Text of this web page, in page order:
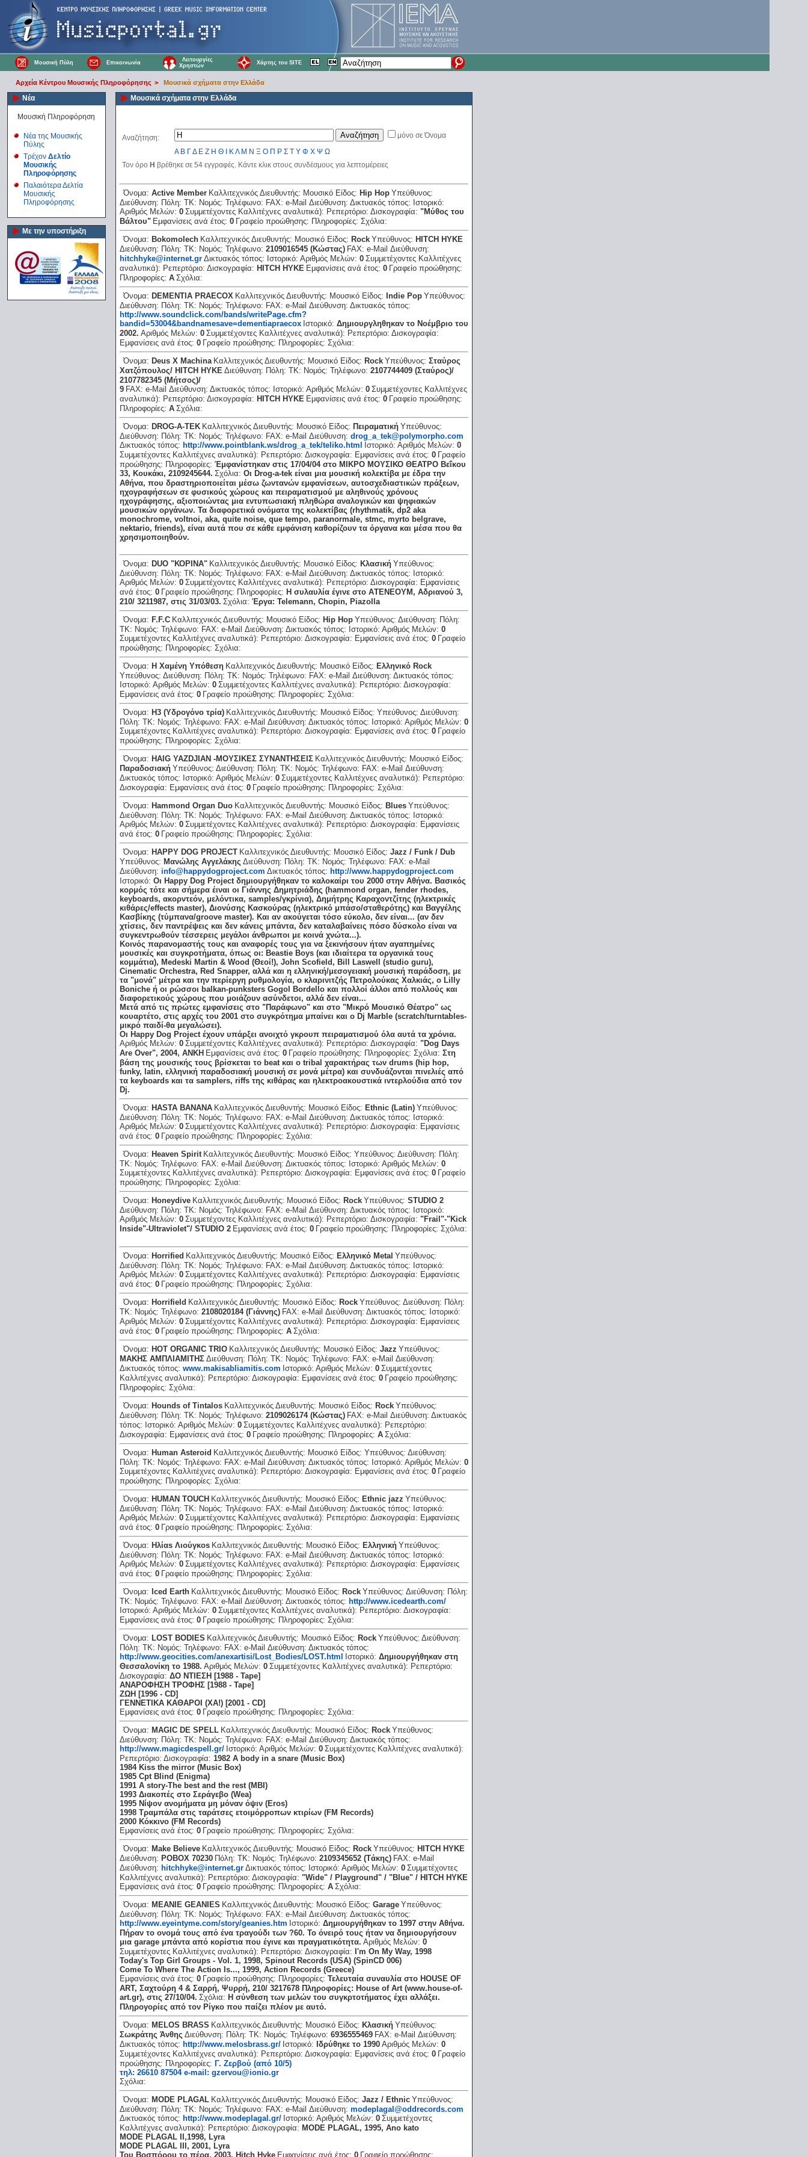
Μουσική Πύλη Επικοινωνία
Λειτουργίες
Χρηστών
Χάρτης του SITE
Αρχεία Κέντρου Μουσικής Πληροφόρησης > Μουσικά σχήματα στην Ελλάδα
Νέα
Μουσική Πληροφόρηση
Νέα της Μουσικής
Πύλης
Τρέχον Δελτίο
Μουσικής
Πληροφόρησης
Παλαιότερα Δελτία
Μουσικής
Πληροφόρησης
Με την υποστήριξη
Μουσικά σχήματα στην Ελλάδα
Αναζήτηση:
μόνο σε Όνομα
Α Β ΓΔ Ε Ζ Η Θ ΚΛ Μ Ν Ξ Ο Π Ρ Σ Τ Υ Φ Χ Ψ Ω
Τον όρο H βρέθηκε σε 54 εγγραφές. Κάντε κλικ στους συνδέσμους για λεπτομέρειες
Όνομα: Active Member Καλλιτεχνικός Διευθυντής: Μουσικό Είδος: Hip Hop Υπεύθυνος:
Διεύθυνση: Πόλη: ΤΚ: Νομός: Τηλέφωνο: FAX: e-Mail Διεύθυνση: Δικτυακός τόπος: Ιστορικό:
Αριθμός Μελών: 0 Συμμετέχοντες Καλλιτέχνες αναλυτικά): Ρεπερτόριο: Δισκογραφία: "Mύθος του
Bάλτου" Εμφανίσεις ανά έτος: 0 Γραφείο προώθησης: Πληροφορίες: Σχόλια:
Όνομα: Bokomolech Καλλιτεχνικός Διευθυντής: Μουσικό Είδος: Rock Υπεύθυνος: HITCH HYKE
Διεύθυνση: Πόλη: ΤΚ: Νομός: Τηλέφωνο: 2109016545 (Kώστας) FAX: e-Mail Διεύθυνση:
hitchhyke@internet.gr Δικτυακός τόπος: Ιστορικό: Αριθμός Μελών: 0 Συμμετέχοντες Καλλιτέχνες
αναλυτικά): Ρεπερτόριο: Δισκογραφία: HITCH HYKE Εμφανίσεις ανά έτος: 0 Γραφείο προώθησης:
Πληροφορίες: A Σχόλια:
Όνομα: DEMENTIA PRAECOX Καλλιτεχνικός Διευθυντής: Μουσικό Είδος: Indie Pop Υπεύθυνος:
Διεύθυνση: Πόλη: ΤΚ: Νομός: Τηλέφωνο: FAX: e-Mail Διεύθυνση: Δικτυακός τόπος:
http://www.soundclick.com/bands/writePage.cfm?
bandid=53004&bandnamesave=dementiapraecox Ιστορικό: Δημιουργληθηκαν το Νοέμβριο του
2002. Αριθμός Μελών: 0 Συμμετέχοντες Καλλιτέχνες αναλυτικά): Ρεπερτόριο: Δισκογραφία:
Εμφανίσεις ανά έτος: 0 Γραφείο προώθησης: Πληροφορίες: Σχόλια:
Όνομα: Deus X Machina Καλλιτεχνικός Διευθυντής: Μουσικό Είδος: Rock Υπεύθυνος: Σταύρος
Χατζόπουλος/ HITCH HYKE Διεύθυνση: Πόλη: ΤΚ: Νομός: Τηλέφωνο: 2107744409 (Σταύρος)/
2107782345 (Mήτσος)/
9 FAX: e-Mail Διεύθυνση: Δικτυακός τόπος: Ιστορικό: Αριθμός Μελών: 0 Συμμετέχοντες Καλλιτέχνες
αναλυτικά): Ρεπερτόριο: Δισκογραφία: HITCH HYKE Εμφανίσεις ανά έτος: 0 Γραφείο προώθησης:
Πληροφορίες: A Σχόλια:
Όνομα: DROG-A-TEK Καλλιτεχνικός Διευθυντής: Μουσικό Είδος: Πειραματική Υπεύθυνος:
Διεύθυνση: Πόλη: ΤΚ: Νομός: Τηλέφωνο: FAX: e-Mail Διεύθυνση: drog_a_tek@polymorpho.com
Δικτυακός τόπος: http://www.pointblank.ws/drog_a_tek/teliko.html Ιστορικό: Αριθμός Μελών: 0
Συμμετέχοντες Καλλιτέχνες αναλυτικά): Ρεπερτόριο: Δισκογραφία: Εμφανίσεις ανά έτος: 0 Γραφείο
προώθησης: Πληροφορίες: Έμφανίστηκαν στις 17/04/04 στο ΜΙΚΡΟ ΜΟΥΣΙΚΟ ΘΕΑΤΡΟ Βεΐκου
33, Κουκάκι, 2109245644. Σχόλια: Οι Drog-a-tek είναι μια μουσική κολεκτίβα με έδρα την
Αθήνα, που δραστηριοποιείται μέσω ζωντανών εμφανίσεων, αυτοσχεδιαστικών πράξεων,
ηχογραφήσεων σε φυσικούς χώρους και πειραματισμού με αληθινούς χρόνους
ηχογράφησης, αξιοποιώντας μια εντυπωσιακή πληθώρα αναλογικών και ψηφιακών
μουσικών οργάνων. Τα διαφορετικά ονόματα της κολεκτίβας (rhythmatik, dp2 aka
monochrome, voltnoi, aka, quite noise, que tempo, paranormale, stmc, myrto belgrave,
nektario, friends), είναι αυτά που σε κάθε εμφάνιση καθορίζουν τα όργανα και μέσα που θα
χρησιμοποιηθούν.
Όνομα: DUO "ΚΟΡΙΝΑ" Καλλιτεχνικός Διευθυντής: Μουσικό Είδος: Κλασική Υπεύθυνος:
Διεύθυνση: Πόλη: ΤΚ: Νομός: Τηλέφωνο: FAX: e-Mail Διεύθυνση: Δικτυακός τόπος: Ιστορικό:
Αριθμός Μελών: 0 Συμμετέχοντες Καλλιτέχνες αναλυτικά): Ρεπερτόριο: Δισκογραφία: Εμφανίσεις
ανά έτος: 0 Γραφείο προώθησης: Πληροφορίες: H συλαυλία έγινε στο AΤΕΝΕΟΥΜ, Αδριανού 3,
210/ 3211987, στις 31/03/03. Σχόλια: Έργα: Telemann, Chopin, Piazolla
Όνομα: F.F.C Καλλιτεχνικός Διευθυντής: Μουσικό Είδος: Hip Hop Υπεύθυνος: Διεύθυνση: Πόλη:
ΤΚ: Νομός: Τηλέφωνο: FAX: e-Mail Διεύθυνση: Δικτυακός τόπος: Ιστορικό: Αριθμός Μελών: 0
Συμμετέχοντες Καλλιτέχνες αναλυτικά): Ρεπερτόριο: Δισκογραφία: Εμφανίσεις ανά έτος: 0 Γραφείο
προώθησης: Πληροφορίες: Σχόλια:
Όνομα: H Xαμένη Yπόθεση Καλλιτεχνικός Διευθυντής: Μουσικό Είδος: Eλληνικό Rock
Υπεύθυνος: Διεύθυνση: Πόλη: ΤΚ: Νομός: Τηλέφωνο: FAX: e-Mail Διεύθυνση: Δικτυακός τόπος:
Ιστορικό: Αριθμός Μελών: 0 Συμμετέχοντες Καλλιτέχνες αναλυτικά): Ρεπερτόριο: Δισκογραφία:
Εμφανίσεις ανά έτος: 0 Γραφείο προώθησης: Πληροφορίες: Σχόλια:
Όνομα: H3 (Yδρογόνο τρία) Καλλιτεχνικός Διευθυντής: Μουσικό Είδος: Υπεύθυνος: Διεύθυνση:
Πόλη: ΤΚ: Νομός: Τηλέφωνο: FAX: e-Mail Διεύθυνση: Δικτυακός τόπος: Ιστορικό: Αριθμός Μελών: 0
Συμμετέχοντες Καλλιτέχνες αναλυτικά): Ρεπερτόριο: Δισκογραφία: Εμφανίσεις ανά έτος: 0 Γραφείο
προώθησης: Πληροφορίες: Σχόλια:
Όνομα: HAIG YAZDJIAN -ΜΟΥΣΙΚΕΣ ΣΥΝΑΝΤΗΣΕΙΣ Καλλιτεχνικός Διευθυντής: Μουσικό Είδος:
Παραδοσιακή Υπεύθυνος: Διεύθυνση: Πόλη: ΤΚ: Νομός: Τηλέφωνο: FAX: e-Mail Διεύθυνση:
Δικτυακός τόπος: Ιστορικό: Αριθμός Μελών: 0 Συμμετέχοντες Καλλιτέχνες αναλυτικά): Ρεπερτόριο:
Δισκογραφία: Εμφανίσεις ανά έτος: 0 Γραφείο προώθησης: Πληροφορίες: Σχόλια:
Όνομα: Hammond Organ Duo Καλλιτεχνικός Διευθυντής: Μουσικό Είδος: Blues Υπεύθυνος:
Διεύθυνση: Πόλη: ΤΚ: Νομός: Τηλέφωνο: FAX: e-Mail Διεύθυνση: Δικτυακός τόπος: Ιστορικό:
Αριθμός Μελών: 0 Συμμετέχοντες Καλλιτέχνες αναλυτικά): Ρεπερτόριο: Δισκογραφία: Εμφανίσεις
ανά έτος: 0 Γραφείο προώθησης: Πληροφορίες: Σχόλια:
Όνομα: HAPPY DOG PROJECT Καλλιτεχνικός Διευθυντής: Μουσικό Είδος: Jazz / Funk / Dub
Υπεύθυνος: Μανώλης Αγγελάκης Διεύθυνση: Πόλη: ΤΚ: Νομός: Τηλέφωνο: FAX: e-Mail
Διεύθυνση: info@happydogproject.com Δικτυακός τόπος: http://www.happydogproject.com
Ιστορικό: Οι Happy Dog Project δημιουργήθηκαν το καλοκαίρι του 2000 στην Αθήνα. Βασικός
κορμός τότε και σήμερα έιναι οι Γιάννης Δημητριάδης (hammond organ, fender rhodes,
keyboards, ακορντεόν, μελόντικα, samples/γκρίνια), Δημήτρης Καραχοντζίτης (ηλεκτρικές
κιθάρες/effects master), Διονύσης Κασκούρας (ηλεκτρικό μπάσο/σταθερότης) και Βαγγέλης
Κασβίκης (τύμπανα/groove master). Και αν ακούγεται τόσο εύκολο, δεν είναι... (αν δεν
χτίσεις, δεν παντρέψεις και δεν κάνεις μπάντα, δεν καταλαβαίνεις πόσο δύσκολο είναι να
συγκεντρωθούν τέσσερεις μεγάλοι άνθρωποι με κοινά χνώτα...).
Κοινός παρανομαστής τους και αναφορές τους για να ξεκινήσουν ήταν αγαπημένες
μουσικές και συγκροτήματα, όπως οι: Beastie Boys (και ιδιαίτερα τα οργανικά τους
κομμάτια), Medeski Martin & Wood (Θεοί!), John Scofield, Bill Laswell (studio guru),
Cinematic Orchestra, Red Snapper, αλλά και η ελληνική/μεσογειακή μουσική παράδοση, με
τα "μονά" μέτρα και την περίεργη ρυθμολογία, o κλαρινιτζής Πετρολούκας Χαλκιάς, ο Lilly
Boniche ή οι ρώσσοι balkan-punksters Gogol Bordello και πολλοί άλλοι από πολλούς και
διαφορετικούς χώρους που μοιάζουν ασύνδετοι, αλλά δεν είναι...
Μετά από τις πρώτες εμφανίσεις στο "Παράφωνο" και στο "Μικρό Μουσικό Θέατρο" ως
κουαρτέτο, στις αρχές του 2001 στο συγκρότημα μπαίνει και ο Dj Marble (scratch/turntables-
μικρό παιδί-θα μεγαλώσει).
Οι Happy Dog Project έχουν υπάρξει ανοιχτό γκρουπ πειραματισμού όλα αυτά τα χρόνια.
Αριθμός Μελών: 0 Συμμετέχοντες Καλλιτέχνες αναλυτικά): Ρεπερτόριο: Δισκογραφία: "Dog Days
Are Over", 2004, ΑΝΚΗ Εμφανίσεις ανά έτος: 0 Γραφείο προώθησης: Πληροφορίες: Σχόλια: Στη
βάση της μουσικής τους βρίσκεται το beat και ο tribal χαρακτήρας των drums (hip hop,
funky, latin, ελληνική παραδοσιακή μουσική σε μονά μέτρα) και συνδυάζονται πινελιές από
τα keyboards και τα samplers, riffs της κιθάρας και ηλεκτροακουστικά ιντερλούδια από τον
Dj.
Όνομα: HASTA BANANA Καλλιτεχνικός Διευθυντής: Μουσικό Είδος: Ethnic (Latin) Υπεύθυνος:
Διεύθυνση: Πόλη: ΤΚ: Νομός: Τηλέφωνο: FAX: e-Mail Διεύθυνση: Δικτυακός τόπος: Ιστορικό:
Αριθμός Μελών: 0 Συμμετέχοντες Καλλιτέχνες αναλυτικά): Ρεπερτόριο: Δισκογραφία: Εμφανίσεις
ανά έτος: 0 Γραφείο προώθησης: Πληροφορίες: Σχόλια:
Όνομα: Heaven Spirit Καλλιτεχνικός Διευθυντής: Μουσικό Είδος: Υπεύθυνος: Διεύθυνση: Πόλη:
ΤΚ: Νομός: Τηλέφωνο: FAX: e-Mail Διεύθυνση: Δικτυακός τόπος: Ιστορικό: Αριθμός Μελών: 0
Συμμετέχοντες Καλλιτέχνες αναλυτικά): Ρεπερτόριο: Δισκογραφία: Εμφανίσεις ανά έτος: 0 Γραφείο
προώθησης: Πληροφορίες: Σχόλια:
Όνομα: Honeydive Καλλιτεχνικός Διευθυντής: Μουσικό Είδος: Rock Υπεύθυνος: STUDIO 2
Διεύθυνση: Πόλη: ΤΚ: Νομός: Τηλέφωνο: FAX: e-Mail Διεύθυνση: Δικτυακός τόπος: Ιστορικό:
Αριθμός Μελών: 0 Συμμετέχοντες Καλλιτέχνες αναλυτικά): Ρεπερτόριο: Δισκογραφία: "Frail"-"Kick
Inside"-Ultraviolet"/ STUDIO 2 Εμφανίσεις ανά έτος: 0 Γραφείο προώθησης: Πληροφορίες: Σχόλια:
Όνομα: Horrified Καλλιτεχνικός Διευθυντής: Μουσικό Είδος: Ελληνικό Μetal Υπεύθυνος:
Διεύθυνση: Πόλη: ΤΚ: Νομός: Τηλέφωνο: FAX: e-Mail Διεύθυνση: Δικτυακός τόπος: Ιστορικό:
Αριθμός Μελών: 0 Συμμετέχοντες Καλλιτέχνες αναλυτικά): Ρεπερτόριο: Δισκογραφία: Εμφανίσεις
ανά έτος: 0 Γραφείο προώθησης: Πληροφορίες: Σχόλια:
Όνομα: Horrifield Καλλιτεχνικός Διευθυντής: Μουσικό Είδος: Rock Υπεύθυνος: Διεύθυνση: Πόλη:
ΤΚ: Νομός: Τηλέφωνο: 2108020184 (Γιάννης) FAX: e-Mail Διεύθυνση: Δικτυακός τόπος: Ιστορικό:
Αριθμός Μελών: 0 Συμμετέχοντες Καλλιτέχνες αναλυτικά): Ρεπερτόριο: Δισκογραφία: Εμφανίσεις
ανά έτος: 0 Γραφείο προώθησης: Πληροφορίες: A Σχόλια:
Όνομα: HOT ORGANIC TRIO Καλλιτεχνικός Διευθυντής: Μουσικό Είδος: Jazz Υπεύθυνος:
ΜΑΚΗΣ ΑΜΠΛΙΑΜΙΤΗΣ Διεύθυνση: Πόλη: ΤΚ: Νομός: Τηλέφωνο: FAX: e-Mail Διεύθυνση:
Δικτυακός τόπος: www.makisabliamitis.com Ιστορικό: Αριθμός Μελών: 0 Συμμετέχοντες
Καλλιτέχνες αναλυτικά): Ρεπερτόριο: Δισκογραφία: Εμφανίσεις ανά έτος: 0 Γραφείο προώθησης:
Πληροφορίες: Σχόλια:
Όνομα: Hounds of Tintalos Καλλιτεχνικός Διευθυντής: Μουσικό Είδος: Rock Υπεύθυνος:
Διεύθυνση: Πόλη: ΤΚ: Νομός: Τηλέφωνο: 2109026174 (Kώστας) FAX: e-Mail Διεύθυνση: Δικτυακός
τόπος: Ιστορικό: Αριθμός Μελών: 0 Συμμετέχοντες Καλλιτέχνες αναλυτικά): Ρεπερτόριο:
Δισκογραφία: Εμφανίσεις ανά έτος: 0 Γραφείο προώθησης: Πληροφορίες: A Σχόλια:
Όνομα: Human Asteroid Καλλιτεχνικός Διευθυντής: Μουσικό Είδος: Υπεύθυνος: Διεύθυνση:
Πόλη: ΤΚ: Νομός: Τηλέφωνο: FAX: e-Mail Διεύθυνση: Δικτυακός τόπος: Ιστορικό: Αριθμός Μελών: 0
Συμμετέχοντες Καλλιτέχνες αναλυτικά): Ρεπερτόριο: Δισκογραφία: Εμφανίσεις ανά έτος: 0 Γραφείο
προώθησης: Πληροφορίες: Σχόλια:
Όνομα: HUMAN TOUCH Καλλιτεχνικός Διευθυντής: Μουσικό Είδος: Ethnic jazz Υπεύθυνος:
Διεύθυνση: Πόλη: ΤΚ: Νομός: Τηλέφωνο: FAX: e-Mail Διεύθυνση: Δικτυακός τόπος: Ιστορικό:
Αριθμός Μελών: 0 Συμμετέχοντες Καλλιτέχνες αναλυτικά): Ρεπερτόριο: Δισκογραφία: Εμφανίσεις
ανά έτος: 0 Γραφείο προώθησης: Πληροφορίες: Σχόλια:
Όνομα: Hλίαs Λιούγκοs Καλλιτεχνικός Διευθυντής: Μουσικό Είδος: Ελληνική Υπεύθυνος:
Διεύθυνση: Πόλη: ΤΚ: Νομός: Τηλέφωνο: FAX: e-Mail Διεύθυνση: Δικτυακός τόπος: Ιστορικό:
Αριθμός Μελών: 0 Συμμετέχοντες Καλλιτέχνες αναλυτικά): Ρεπερτόριο: Δισκογραφία: Εμφανίσεις
ανά έτος: 0 Γραφείο προώθησης: Πληροφορίες: Σχόλια:
Όνομα: Iced Earth Καλλιτεχνικός Διευθυντής: Μουσικό Είδος: Rock Υπεύθυνος: Διεύθυνση: Πόλη:
ΤΚ: Νομός: Τηλέφωνο: FAX: e-Mail Διεύθυνση: Δικτυακός τόπος: http://www.icedearth.com/
Ιστορικό: Αριθμός Μελών: 0 Συμμετέχοντες Καλλιτέχνες αναλυτικά): Ρεπερτόριο: Δισκογραφία:
Εμφανίσεις ανά έτος: 0 Γραφείο προώθησης: Πληροφορίες: Σχόλια:
Όνομα: LOST BODIES Καλλιτεχνικός Διευθυντής: Μουσικό Είδος: Rock Υπεύθυνος: Διεύθυνση:
Πόλη: ΤΚ: Νομός: Τηλέφωνο: FAX: e-Mail Διεύθυνση: Δικτυακός τόπος:
http://www.geocities.com/anexartisi/Lost_Bodies/LOST.html
Ιστορικό: Δημιουργήθηκαν στη
Θεσσαλονίκη το 1988. Αριθμός Μελών: 0 Συμμετέχοντες Καλλιτέχνες αναλυτικά): Ρεπερτόριο:
Δισκογραφία: ΔΟ ΝΤΙΕΣΗ [1988 - Tape]
ΑΝΑΡΟΦΗΣΗ ΤΡΟΦΗΣ [1988 - Tape]
ΖΩΗ [1996 - CD]
ΓΕΝΝΕΤΙΚΑ ΚΑΘΑΡΟΙ (ΧΑ!) [2001 - CD]
Εμφανίσεις ανά έτος: 0 Γραφείο προώθησης: Πληροφορίες: Σχόλια:
Όνομα: MAGIC DE SPELL Καλλιτεχνικός Διευθυντής: Μουσικό Είδος: Rock Υπεύθυνος:
Διεύθυνση: Πόλη: ΤΚ: Νομός: Τηλέφωνο: FAX: e-Mail Διεύθυνση: Δικτυακός τόπος:
http://www.magicdespell.gr/ Ιστορικό: Αριθμός Μελών: 0 Συμμετέχοντες Καλλιτέχνες αναλυτικά):
Ρεπερτόριο: Δισκογραφία: 1982 A body in a snare (Music Box)
1984 Kiss the mirror (Music Box)
1985 Cpt Blind (Enigma)
1991 A story-The best and the rest (MBI)
1993 Διακοπές στο Σεράγεβο (Wea)
1995 Νίψον ανομήματα μη μόναν όψιν (Eros)
1998 Τραμπάλα στις ταράτσες ετοιμόρροπων κτιρίων (FM Records)
2000 Κόκκινο (FM Records)
Εμφανίσεις ανά έτος: 0 Γραφείο προώθησης: Πληροφορίες: Σχόλια:
Όνομα: Make Believe Καλλιτεχνικός Διευθυντής: Μουσικό Είδος: Rock Υπεύθυνος: HITCH HYKE
Διεύθυνση: POBOX 70230 Πόλη: ΤΚ: Νομός: Τηλέφωνο: 2109345652 (Tάκης) FAX: e-Mail
Διεύθυνση: hitchhyke@internet.gr Δικτυακός τόπος: Ιστορικό: Αριθμός Μελών: 0 Συμμετέχοντες
Καλλιτέχνες αναλυτικά): Ρεπερτόριο: Δισκογραφία: "Wide" / Playground" / "Blue" / HITCH HYKE
Εμφανίσεις ανά έτος: 0 Γραφείο προώθησης: Πληροφορίες: A Σχόλια:
Όνομα: MEANIE GEANIES Καλλιτεχνικός Διευθυντής: Μουσικό Είδος: Garage Υπεύθυνος:
Διεύθυνση: Πόλη: ΤΚ: Νομός: Τηλέφωνο: FAX: e-Mail Διεύθυνση: Δικτυακός τόπος:
http://www.eyeintyme.com/story/geanies.htm Ιστορικό: Δημιουργήθηκαν το 1997 στην Αθήνα.
Πήραν το ονομά τους από ένα τραγούδι των ?60. Το όνειρό τους ήταν να δημιουργήσουν
μια garage μπάντα από κορίστια που έγινε και πραγματικότητα. Αριθμός Μελών: 0
Συμμετέχοντες Καλλιτέχνες αναλυτικά): Ρεπερτόριο: Δισκογραφία: I'm On My Way, 1998
Today's Top Girl Groups - Vol. 1, 1998, Spinout Records (USA) (SpinCD 006)
Come To Where The Action Is..., 1999, Action Records (Greece)
Εμφανίσεις ανά έτος: 0 Γραφείο προώθησης: Πληροφορίες: Τελευταία συναυλία στο HOUSE OF
ART, Σαχτούρη 4 & Σαρρή, Ψυρρή, 210/ 3217678 Πληροφορίες: House of Art (www.house-of-
art.gr), στις 27/10/04. Σχόλια: Η σύνθεση των μελών του συγκρτοτήματος έχει αλλάξει.
Πληρογορίες από τον Ρίγκο που παίζει πλέον με αυτό.
Όνομα: MELOS BRASS Καλλιτεχνικός Διευθυντής: Μουσικό Είδος: Κλασική Υπεύθυνος:
Σωκράτης Άνθης Διεύθυνση: Πόλη: ΤΚ: Νομός: Τηλέφωνο: 6936555469 FAX: e-Mail Διεύθυνση:
Δικτυακός τόπος: http://www.melosbrass.gr/ Ιστορικό: Ιδρύθηκε το 1990 Αριθμός Μελών: 0
Συμμετέχοντες Καλλιτέχνες αναλυτικά): Ρεπερτόριο: Δισκογραφία: Εμφανίσεις ανά έτος: 0 Γραφείο
προώθησης: Πληροφορίες: Γ. Ζερβού (από 10/5)
τηλ: 26610 87504 e-mail: gzervou@ionio.gr
Σχόλια:
Όνομα: MODE PLAGAL Καλλιτεχνικός Διευθυντής: Μουσικό Είδος: Jazz / Ethnic Υπεύθυνος:
Διεύθυνση: Πόλη: ΤΚ: Νομός: Τηλέφωνο: FAX: e-Mail Διεύθυνση: modeplagal@oddrecords.com
Δικτυακός τόπος: http://www.modeplagal.gr/ Ιστορικό: Αριθμός Μελών: 0 Συμμετέχοντες
Καλλιτέχνες αναλυτικά): Ρεπερτόριο: Δισκογραφία: MODE PLAGAL, 1995, Ano kato
MODE PLAGAL II,1998, Lyra
MODE PLAGAL III, 2001, Lyra
Του Βοσπόρου το πέρα, 2003, Hitch Hyke Εμφανίσεις ανά έτος: 0 Γραφείο προώθησης: